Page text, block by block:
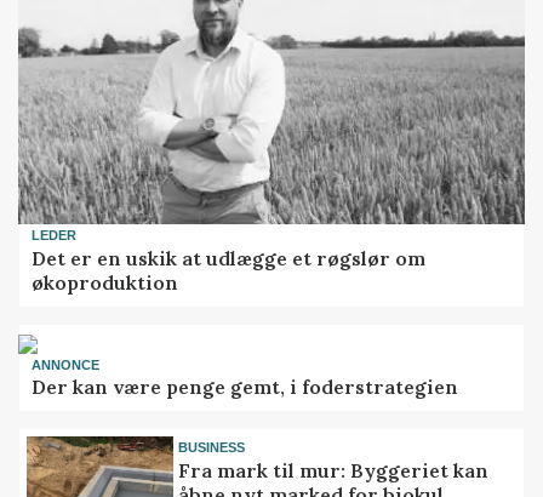
LEDER
Det er en uskik at udlægge et røgslør om
økoproduktion
ANNONCE
Der kan være penge gemt, i foderstrategien
BUSINESS
Fra mark til mur: Byggeriet kan